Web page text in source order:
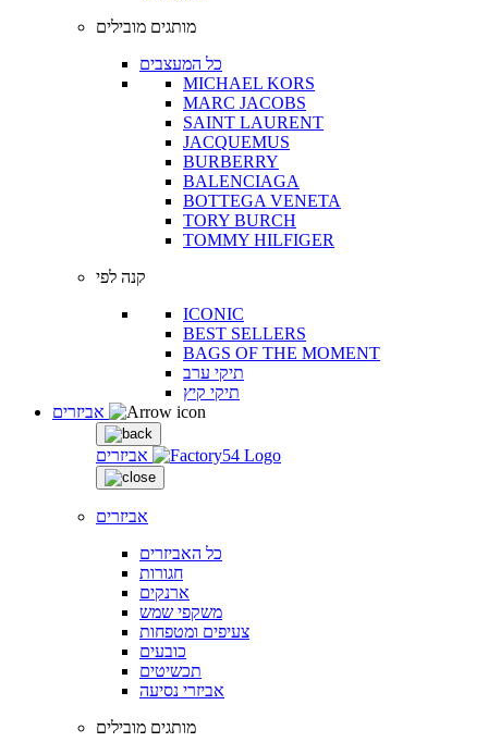
מותגים מובילים
כל המעצבים
MICHAEL KORS
MARC JACOBS
SAINT LAURENT
JACQUEMUS
BURBERRY
BALENCIAGA
BOTTEGA VENETA
TORY BURCH
TOMMY HILFIGER
קנה לפי
ICONIC
BEST SELLERS
BAGS OF THE MOMENT
תיקי ערב
תיקי קיץ
אביזרים
אביזרים
כל האביזרים
חגורות
ארנקים
משקפי שמש
צעיפים ומטפחות
כובעים
תכשיטים
אביזרי נסיעה
מותגים מובילים